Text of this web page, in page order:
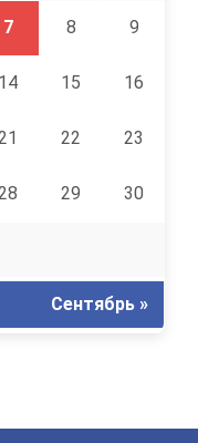
7 8 9
14 15 16
22 23
29 30
Сентябрь »